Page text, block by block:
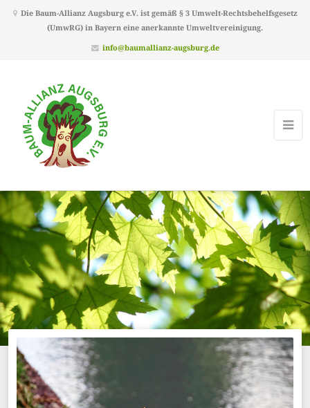
Die Baum-Allianz Augsburg e.V. ist gemäß § 3 Umwelt-Rechtsbehelfsgesetz
(UmwRG) in Bayern eine anerkannte Umweltvereinigung.
info@baumallianz-augsburg.de